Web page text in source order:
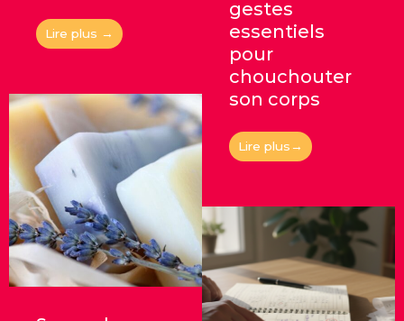
Lire plus →
gestes
essentiels
pour
chouchouter
son corps
Lire plus→